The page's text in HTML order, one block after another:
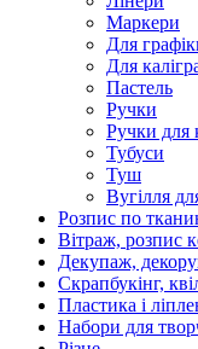
Маркери
Для
Для
Пастель
Ручки
Ручки для
Тубуси
Туш
Вугілля
Розпис по
Вітраж, розпис
Декупаж,
Скрапбукінг,
Пластика і
Набори для